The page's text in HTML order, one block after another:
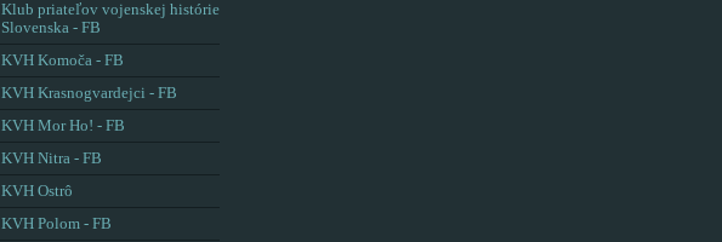
Klub priateľov vojenskej histórie
Slovenska - FB
KVH Komoča - FB
KVH Krasnogvardejci - FB
KVH Mor Ho! - FB
KVH Nitra - FB
KVH Ostrô
KVH Polom - FB